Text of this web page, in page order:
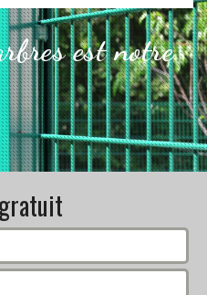
est notre